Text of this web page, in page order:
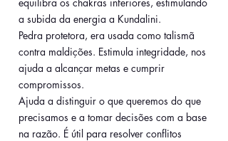
a subida da energia a Kundalini.
Pedra protetora, era usada como talismã
contra maldições. Estimula integridade, nos
ajuda a alcançar metas e cumprir
compromissos.
Ajuda a distinguir o que queremos do que
precisamos e a tomar decisões com a base
na razão. É útil para resolver conflitos